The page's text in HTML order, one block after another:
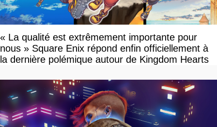
« La qualité est extrêmement importante pour
nous » Square Enix répond enfin officiellement à
la dernière polémique autour de Kingdom Hearts